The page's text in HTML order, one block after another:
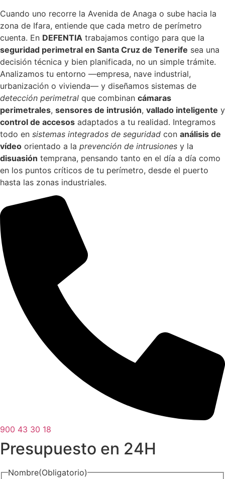
Cuando uno recorre la Avenida de Anaga o sube hacia la
zona de Ifara, entiende que cada metro de perímetro
cuenta. En DEFENTIA trabajamos contigo para que la
seguridad perimetral en Santa Cruz de Tenerife sea una
decisión técnica y bien planificada, no un simple trámite.
Analizamos tu entorno —empresa, nave industrial,
urbanización o vivienda— y diseñamos sistemas de
detección perimetral que combinan cámaras
perimetrales, sensores de intrusión, vallado inteligente y
control de accesos adaptados a tu realidad. Integramos
todo en sistemas integrados de seguridad con análisis de
vídeo orientado a la prevención de intrusiones y la
disuasión temprana, pensando tanto en el día a día como
en los puntos críticos de tu perímetro, desde el puerto
hasta las zonas industriales.
900 43 30 18
Presupuesto en 24H
Nombre(Obligatorio)